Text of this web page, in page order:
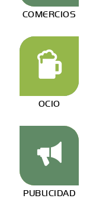
COMERCIOS
OCIO
PUBLICIDAD